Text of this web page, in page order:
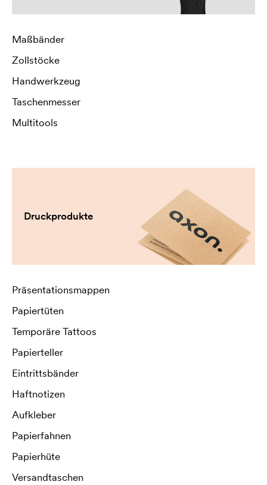
Maßbänder
Zollstöcke
Handwerkzeug
Taschenmesser
Multitools
Druckprodukte
Präsentationsmappen
Papiertüten
Temporäre Tattoos
Papierteller
Eintrittsbänder
Haftnotizen
Aufkleber
Papierfahnen
Papierhüte
Versandtaschen